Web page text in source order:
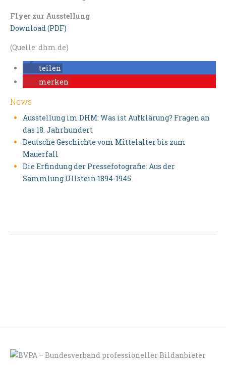
Flyer zur Ausstellung
Download (PDF)
(Quelle: dhm.de)
teilen
merken
News
Ausstellung im DHM: Was ist Aufklärung? Fragen an
das 18. Jahrhundert
Deutsche Geschichte vom Mittelalter bis zum
Mauerfall
Die Erfindung der Pressefotografie: Aus der
Sammlung Ullstein 1894-1945